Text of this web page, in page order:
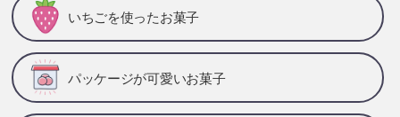
いちごを使ったお菓子
パッケージが可愛いお菓子